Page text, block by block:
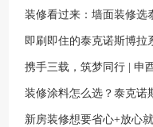
新房装修想要省心+放心